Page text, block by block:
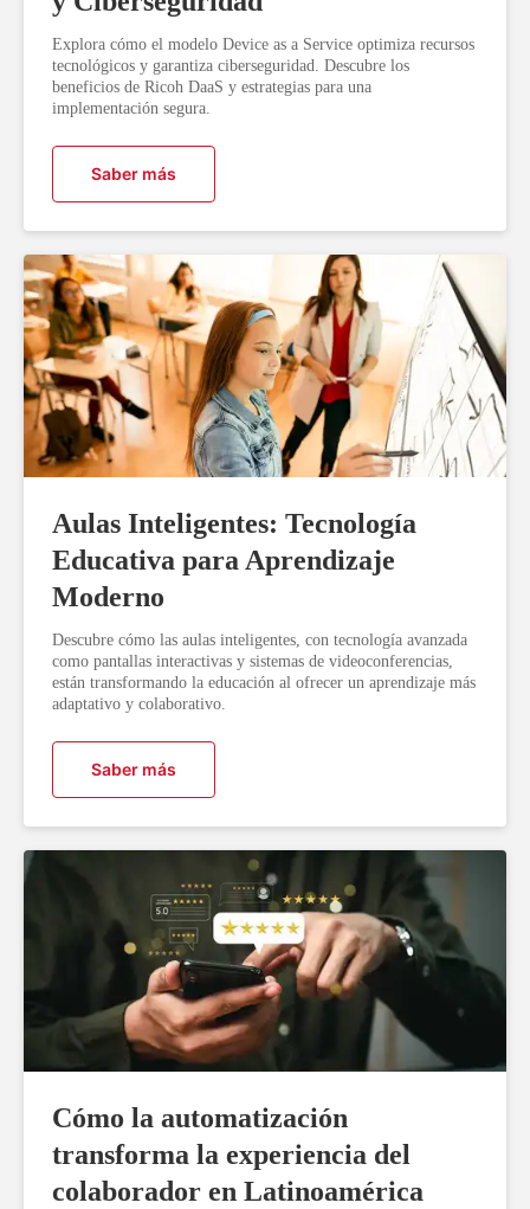
Explora cómo el modelo Device as a Service optimiza recursos
tecnológicos y garantiza ciberseguridad. Descubre los
beneficios de Ricoh DaaS y estrategias para una
implementación segura.
Saber más
Aulas Inteligentes: Tecnología
Educativa para Aprendizaje
Moderno
Descubre cómo las aulas inteligentes, con tecnología avanzada
como pantallas interactivas y sistemas de videoconferencias,
están transformando la educación al ofrecer un aprendizaje más
adaptativo y colaborativo.
Saber más
Cómo la automatización
transforma la experiencia del
colaborador en Latinoamérica